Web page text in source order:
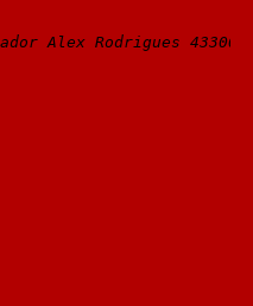
Alex Rodrigues 43300